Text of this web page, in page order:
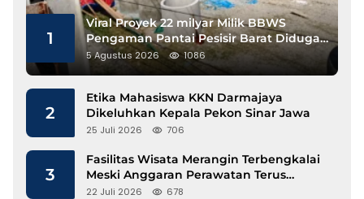
1
Viral Proyek 22 milyar Milik BBWS
Pengaman Pantai Pesisir Barat Diduga
Gunakan Besi Banci
5 Agustus 2026 1086
2
Etika Mahasiswa KKN Darmajaya
Dikeluhkan Kepala Pekon Sinar Jawa
25 Juli 2026 706
3
Fasilitas Wisata Merangin Terbengkalai
Meski Anggaran Perawatan Terus
Mengalir
22 Juli 2026 678